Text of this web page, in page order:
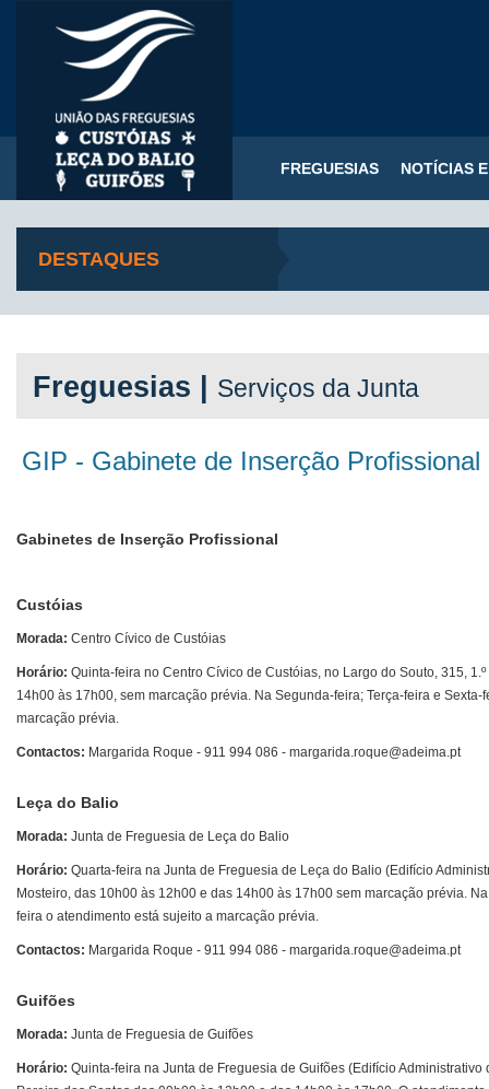
FREGUESIAS NOTÍCIAS
DESTAQUES
Freguesias | Serviços da Junta
GIP - Gabinete de Inserção Profissional
Gabinetes de Inserção Profissional
Custóias
Morada: Centro Cívico de Custóias
Horário: Quinta-feira no Centro Cívico de Custóias, no Largo do Souto, 315,
14h00 às 17h00, sem marcação prévia. Na Segunda-feira; Terça-feira e
marcação prévia.
Contactos: Margarida Roque - 911 994 086 - margarida.roque@adeima.pt
Leça do Balio
Morada: Junta de Freguesia de Leça do Balio
Horário: Quarta-feira na Junta de Freguesia de Leça do Balio (Edifício
Mosteiro, das 10h00 às 12h00 e das 14h00 às 17h00 sem marcação prévia.
feira o atendimento está sujeito a marcação prévia.
Contactos: Margarida Roque - 911 994 086 - margarida.roque@adeima.pt
Guifões
Morada: Junta de Freguesia de Guifões
Horário: Quinta-feira na Junta de Freguesia de Guifões (Edifício